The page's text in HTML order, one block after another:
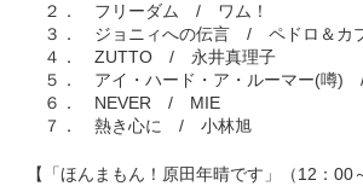
２． フリーダム / ワム！
３． ジョニィへの伝言 / ペドロ＆カ
４． ZUTTO / 永井真理子
５． アイ・ハード・ア・ルーマー(噂)
６． NEVER / MIE
７． 熱き心に / 小林旭
【「ほんまもん！原田年晴です」（12：00